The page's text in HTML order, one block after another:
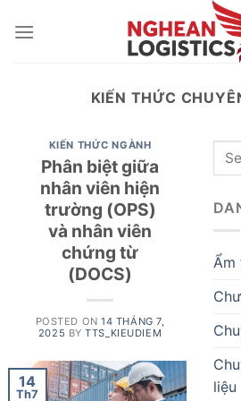
KIẾN THỨC
KIẾN THỨC NGÀNH
Phân biệt giữa
nhân viên hiện
trường (OPS)
và nhân viên
chứng từ
(DOCS)
POSTED ON14 THÁNG 7,
2025 BYTTS_KIEUDIEM
14
Th7
Ẩm
liệu